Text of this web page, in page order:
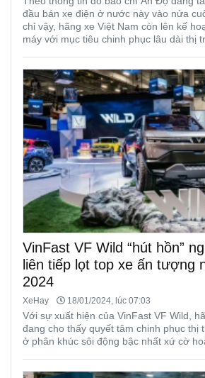
đầu bán xe điện ở nước này vào nửa
chỉ vậy, hãng xe Việt Nam còn lên kế
máy với mục tiêu chinh phục lâu dài thị
VinFast VF Wild “hút hồn”
liên tiếp lọt top xe ấn tượng
2024
XeHay 18/01/2024, lúc 07:03
Với sự xuất hiện của VinFast VF Wild,
đang cho thấy quyết tâm chinh phục thị
ở phân khúc sôi động bậc nhất xứ cờ